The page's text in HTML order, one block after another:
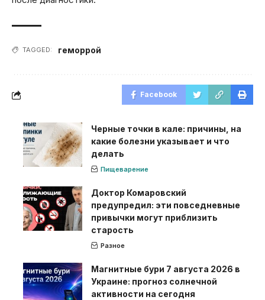
TAGGED: геморрой
Facebook
Черные точки в кале: причины, на
какие болезни указывает и что
делать
Пищеварение
Доктор Комаровский
предупредил: эти повседневные
привычки могут приблизить
старость
Разное
Магнитные бури 7 августа 2026 в
Украине: прогноз солнечной
активности на сегодня